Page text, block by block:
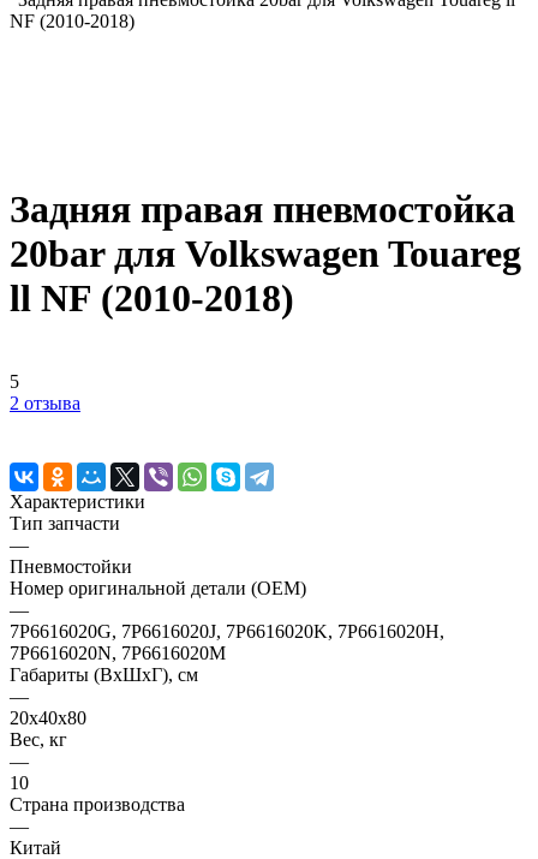
NF (2010-2018)
Задняя правая пневмостойка
20bar для Volkswagen Touareg
ll NF (2010-2018)
5
2 отзыва
Характеристики
Тип запчасти
—
Пневмостойки
Номер оригинальной детали (OEM)
—
7P6616020G, 7P6616020J, 7P6616020K, 7P6616020H,
7P6616020N, 7P6616020M
Габариты (ВхШхГ), см
—
20х40х80
Вес, кг
—
10
Страна производства
—
Китай